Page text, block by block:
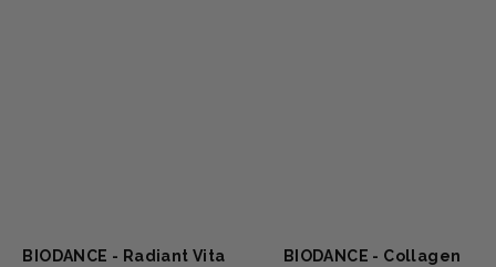
BIODANCE - Radiant Vita
BIODANCE - Collagen